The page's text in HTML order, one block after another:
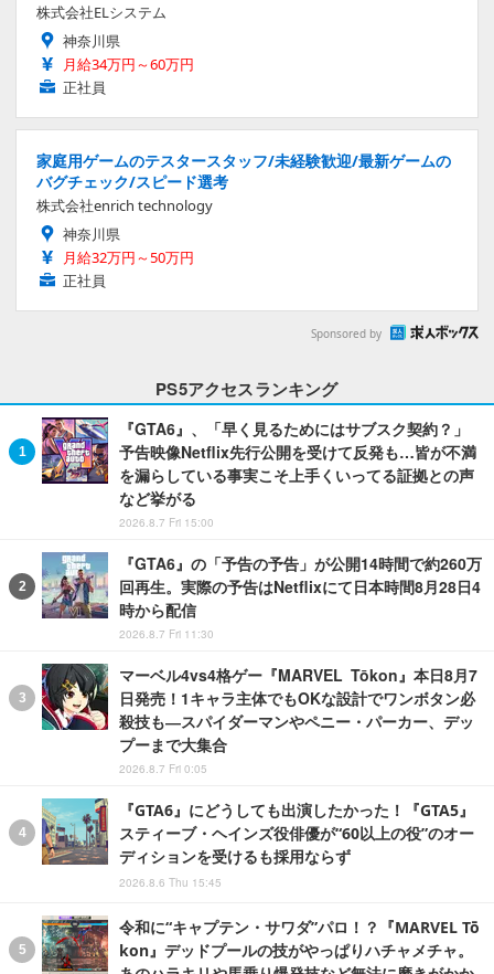
株式会社ELシステム
神奈川県
月給34万円～60万円
正社員
家庭用ゲームのテスタースタッフ/未経験歓迎/最新ゲームの
バグチェック/スピード選考
株式会社enrich technology
神奈川県
月給32万円～50万円
正社員
Sponsored by
PS5アクセスランキング
『GTA6』、「早く見るためにはサブスク契約？」
予告映像Netflix先行公開を受けて反発も…皆が不満
を漏らしている事実こそ上手くいってる証拠との声
など挙がる
2026.8.7 Fri 15:00
『GTA6』の「予告の予告」が公開14時間で約260万
回再生。実際の予告はNetflixにて日本時間8月28日4
時から配信
2026.8.7 Fri 11:30
マーベル4vs4格ゲー『MARVEL Tōkon』本日8月7
日発売！1キャラ主体でもOKな設計でワンボタン必
殺技も―スパイダーマンやペニー・パーカー、デッ
プーまで大集合
2026.8.7 Fri 0:05
『GTA6』にどうしても出演したかった！『GTA5』
スティーブ・ヘインズ役俳優が“60以上の役”のオー
ディションを受けるも採用ならず
2026.8.6 Thu 15:45
令和に“キャプテン・サワダ”パロ！？『MARVEL Tō
kon』デッドプールの技がやっぱりハチャメチャ。